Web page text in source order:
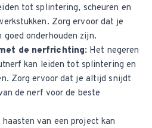
tot splintering, scheuren en
Zorg ervoor dat je
goed onderhouden zijn.
de nerfrichting: Het negeren
kan leiden tot splintering en
Zorg ervoor dat je altijd snijdt
de nerf voor de beste
haasten van een project kan